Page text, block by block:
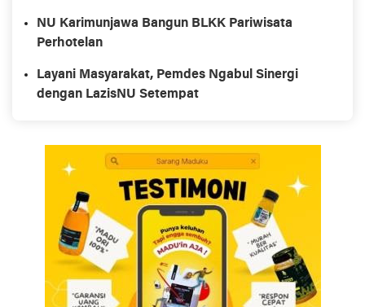
NU Karimunjawa Bangun BLKK Pariwisata
Perhotelan
Layani Masyarakat, Pemdes Ngabul Sinergi
dengan LazisNU Setempat